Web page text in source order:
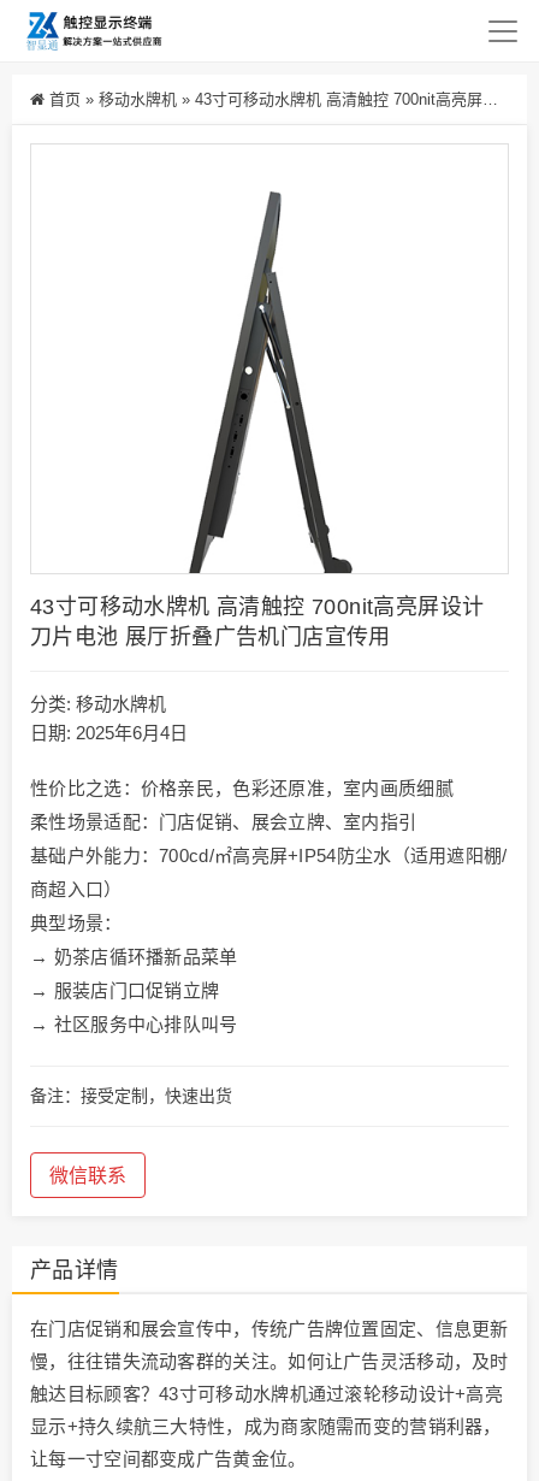
首页 » 移动水牌机 » 43寸可移动水牌机 高清触控 700nit高亮屏设计 刀片电池 展厅折叠广告机门店宣传用
43寸可移动水牌机 高清触控 700nit高亮屏设计
刀片电池 展厅折叠广告机门店宣传用
分类: 移动水牌机
日期: 2025年6月4日
​​性价比之选​​：价格亲民，色彩还原准，室内画质细腻
​​柔性场景适配​​：门店促销、展会立牌、室内指引
​​基础户外能力​​：700cd/㎡高亮屏+IP54防尘水（适用遮阳棚/
商超入口）
​​典型场景​​：
→ 奶茶店循环播新品菜单
→ 服装店门口促销立牌
→ 社区服务中心排队叫号
备注：接受定制，快速出货
微信联系
产品详情
在门店促销和展会宣传中，传统广告牌位置固定、信息更新
慢，往往错失流动客群的关注。如何让广告灵活移动，及时
触达目标顾客？43寸可移动水牌机通过滚轮移动设计+高亮
显示+持久续航三大特性，成为商家随需而变的营销利器，
让每一寸空间都变成广告黄金位。